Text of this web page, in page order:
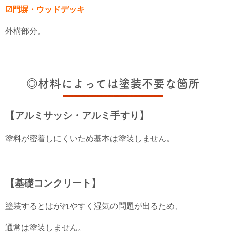
☑門塀・ウッドデッキ
外構部分。
◎材料によっては塗装不要な箇所
【アルミサッシ・アルミ手すり】
塗料が密着しにくいため基本は塗装しません。
【基礎コンクリート】
塗装するとはがれやすく湿気の問題が出るため、
通常は塗装しません。